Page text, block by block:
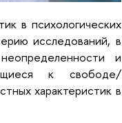
в психологических
исследований, в
и
к свободе/
характеристик в